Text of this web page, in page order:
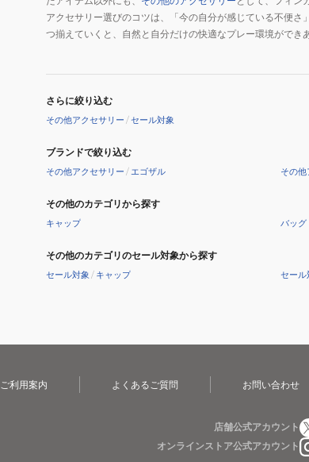
アクセサリー選びのコツは、「今の自分が感じている不便
つ揃えていくと、自然と自分だけの快適なプレー環境ができ
さらに絞り込む
その他アクセサリー /セール対象
ブランドで絞り込む
その他アクセサリー /エゴザル その他
その他のカテゴリから探す
キャップ バッグ
その他のカテゴリのセール対象から探す
セール対象 / キャップ セール
ご利用案内 よくあるご質問 お問い合わせ
店舗公式アカウント
オンラインストア公式アカウント